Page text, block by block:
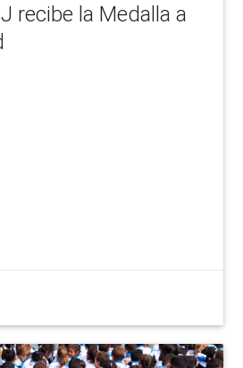
recibe la Medalla a